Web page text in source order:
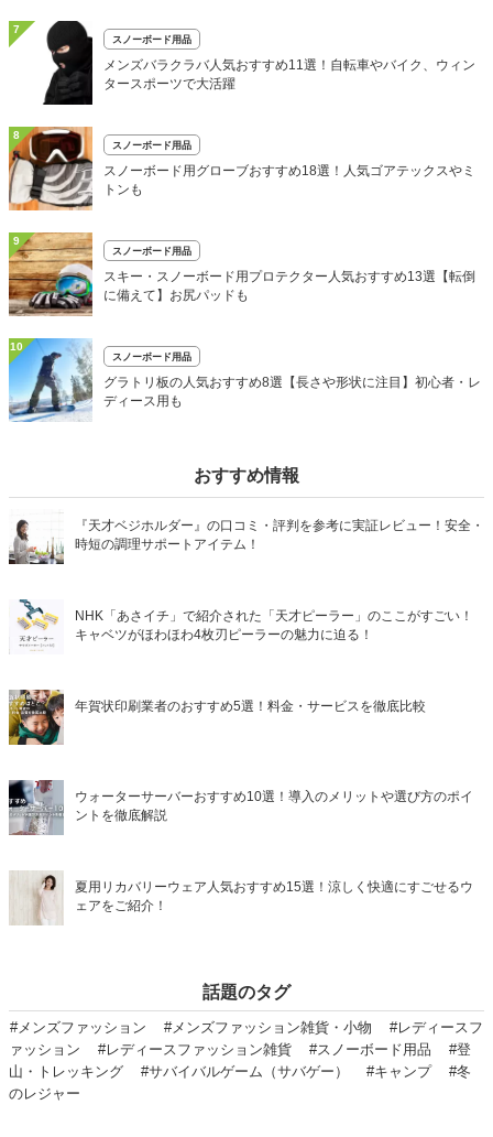
7
スノーボード用品
メンズバラクラバ人気おすすめ11選！自転車やバイク、ウィン
タースポーツで大活躍
8
スノーボード用品
スノーボード用グローブおすすめ18選！人気ゴアテックスやミ
トンも
9
スノーボード用品
スキー・スノーボード用プロテクター人気おすすめ13選【転倒
に備えて】お尻パッドも
10
スノーボード用品
グラトリ板の人気おすすめ8選【長さや形状に注目】初心者・レ
ディース用も
おすすめ情報
『天才ベジホルダー』の口コミ・評判を参考に実証レビュー！安全・
時短の調理サポートアイテム！
NHK「あさイチ」で紹介された「天才ピーラー」のここがすごい！
キャベツがほわほわ4枚刃ピーラーの魅力に迫る！
年賀状印刷業者のおすすめ5選！料金・サービスを徹底比較
ウォーターサーバーおすすめ10選！導入のメリットや選び方のポイ
ントを徹底解説
夏用リカバリーウェア人気おすすめ15選！涼しく快適にすごせるウ
ェアをご紹介！
話題のタグ
#メンズファッション #メンズファッション雑貨・小物
#レディースフ
ァッション
#レディースファッション雑貨 #スノーボード用品
#登
山・トレッキング
#サバイバルゲーム（サバゲー） #キャンプ
#冬
のレジャー